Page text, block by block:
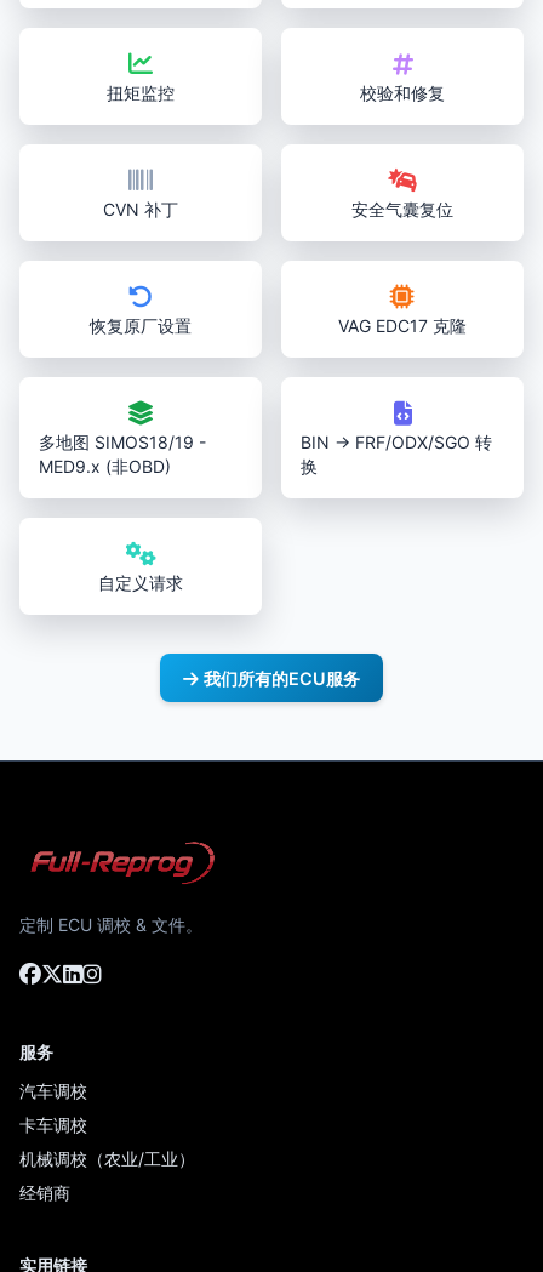
扭矩监控 校验和修复
CVN 补丁 安全气囊复位
恢复原厂设置 VAG EDC17 克隆
多地图 SIMOS18/19 -
MED9.x (非OBD)
BIN → FRF/ODX/SGO 转
换
自定义请求
我们所有的ECU服务
定制 ECU 调校 & 文件。
服务
汽车调校
卡车调校
机械调校（农业/工业）
经销商
实用链接